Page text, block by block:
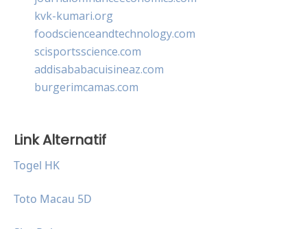
kvk-kumari.org
foodscienceandtechnology.com
scisportsscience.com
addisababacuisineaz.com
burgerimcamas.com
Link Alternatif
Togel HK
Toto Macau 5D